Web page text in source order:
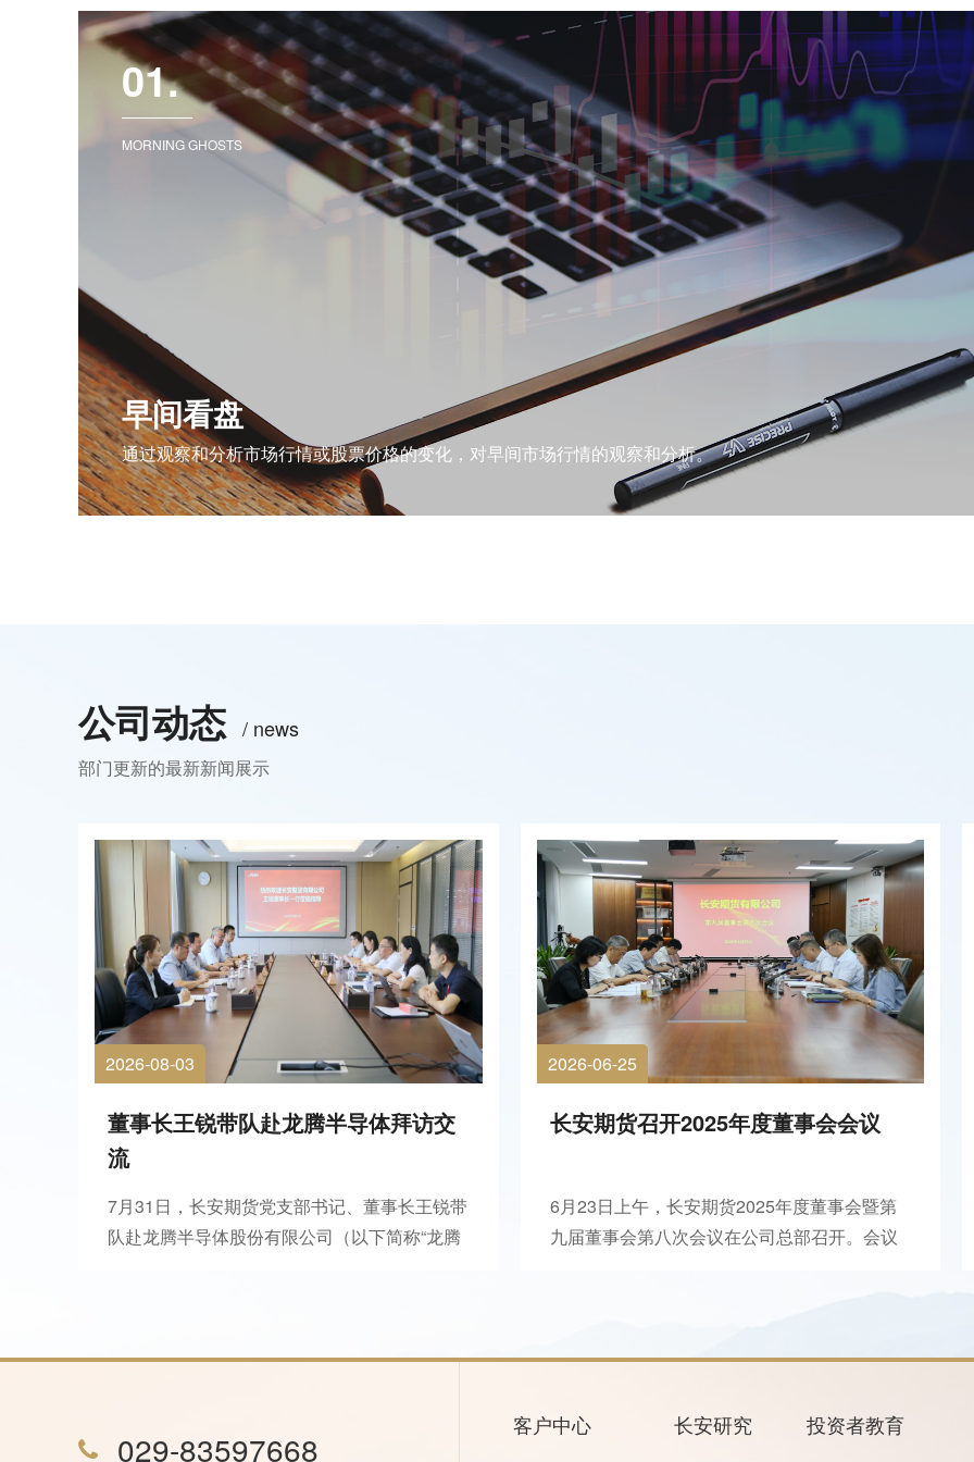
01.
MORNING GHOSTS
早间看盘
通过观察和分析市场行情或股票价格的变化，对早间市场行情的观察和分析。
公司动态 / news
部门更新的最新新闻展示
2026-08-03
董事长王锐带队赴龙腾半导体拜访交
流
7月31日，长安期货党支部书记、董事长王锐带
队赴龙腾半导体股份有限公司（以下简称“龙腾
向龙及双方相关负责人参加会议。会前，徐西
2026-06-25
长安期货召开2025年度董事会会议
6月23日上午，长安期货2025年度董事会暨第
九届董事会第八次会议在公司总部召开。会议
并对2026年重点工作方向进行了深入研讨。经
029-83597668
客户中心 长安研究 投资者教育